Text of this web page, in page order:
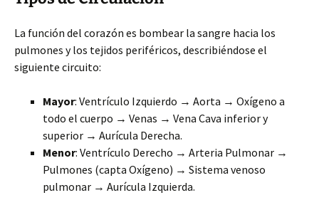
La función del corazón es bombear la sangre hacia los
pulmones y los tejidos periféricos, describiéndose el
siguiente circuito:
Mayor: Ventrículo Izquierdo → Aorta → Oxígeno a
todo el cuerpo → Venas → Vena Cava inferior y
superior → Aurícula Derecha.
Menor: Ventrículo Derecho → Arteria Pulmonar →
Pulmones (capta Oxígeno) → Sistema venoso
pulmonar → Aurícula Izquierda.